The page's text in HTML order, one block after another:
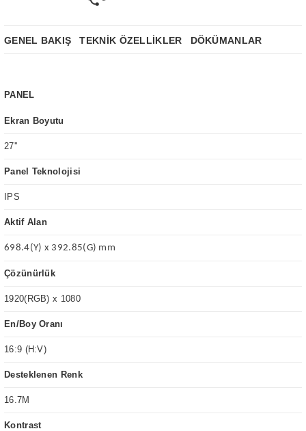
GENEL BAKIŞ TEKNİK ÖZELLİKLER DÖKÜMANLAR
PANEL
Ekran Boyutu
27''
Panel Teknolojisi
IPS
Aktif Alan
698.4(Y) x 392.85(G) mm
Çözünürlük
1920(RGB) x 1080
En/Boy Oranı
16:9 (H:V)
Desteklenen Renk
16.7M
Kontrast